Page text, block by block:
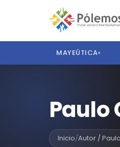
MAYEÚTICA▾
Paulo
Inicio/Autor /